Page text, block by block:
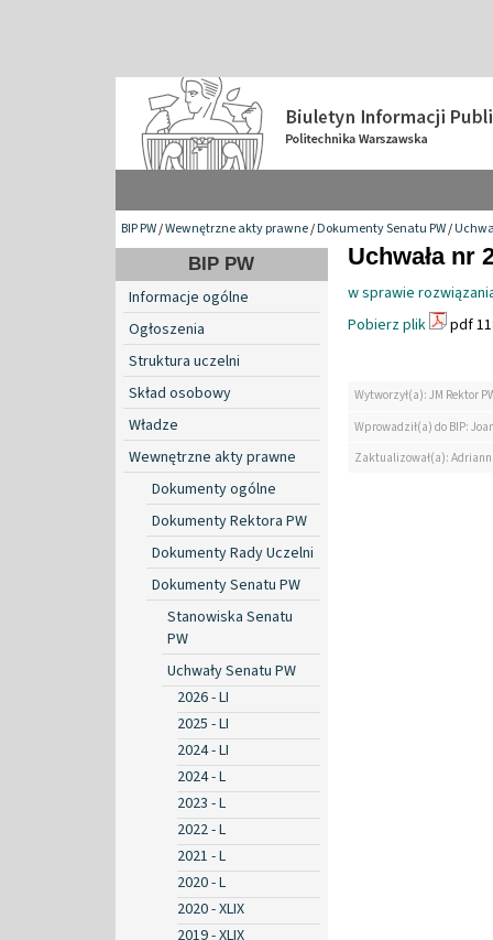
BIP PW/Wewnętrzne akty prawne/Dokumenty Senatu PW/
BIP PW
Informacje ogólne
Ogłoszenia
Struktura uczelni
Skład osobowy
Władze
Wewnętrzne akty prawne
Dokumenty ogólne
Dokumenty Rektora PW
Dokumenty Rady Uczelni
Dokumenty Senatu PW
Stanowiska Senatu
PW
Uchwały Senatu PW
2026 - LI
2025 - LI
2024 - LI
2024 - L
2023 - L
2022 - L
2021 - L
2020 - L
2020 - XLIX
2019 - XLIX
Uchwała nr
w sprawie
Pobierz plik
pdf
Wytworzył(a): JM Rektor
Wprowadził(a) do BIP:
Zaktualizował(a):